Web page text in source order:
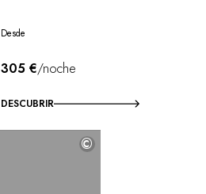
Desde
305 €/noche
DESCUBRIR
©